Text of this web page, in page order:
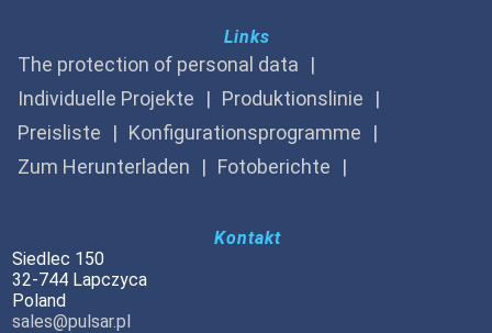
Links
The protection of personal data
Individuelle Projekte
Produktionslinie
Preisliste
Konfigurationsprogramme
Zum Herunterladen
Fotoberichte
Kontakt
Siedlec 150
32-744 Lapczyca
Poland
sales@pulsar.pl